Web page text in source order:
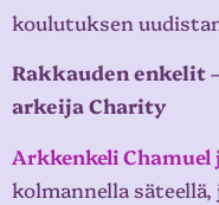
koulutuksen
Rakkauden enkelit
arkeija Charity
Arkkenkeli
kolmannella